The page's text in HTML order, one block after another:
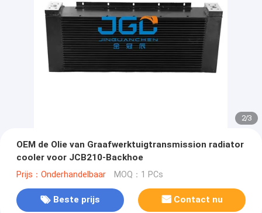
2/3
OEM de Olie van Graafwerktuigtransmission radiator
cooler voor JCB210-Backhoe
Prijs：Onderhandelbaar MOQ：1 PCs
Beste prijs Contact nu